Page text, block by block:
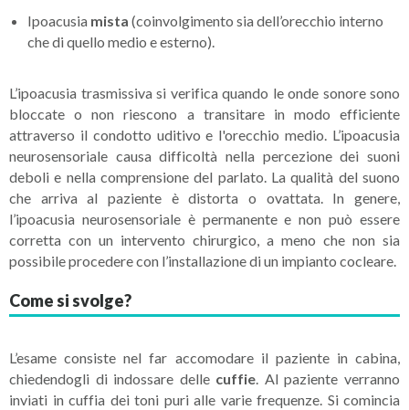
Ipoacusia mista (coinvolgimento sia dell’orecchio interno
che di quello medio e esterno).
L’ipoacusia trasmissiva si verifica quando le onde sonore sono
bloccate o non riescono a transitare in modo efficiente
attraverso il condotto uditivo e l'orecchio medio. L’ipoacusia
neurosensoriale causa difficoltà nella percezione dei suoni
deboli e nella comprensione del parlato. La qualità del suono
che arriva al paziente è distorta o ovattata. In genere,
l’ipoacusia neurosensoriale è permanente e non può essere
corretta con un intervento chirurgico, a meno che non sia
possibile procedere con l’installazione di un impianto cocleare.
Come si svolge?
L’esame consiste nel far accomodare il paziente in cabina,
chiedendogli di indossare delle cuffie . Al paziente verranno
inviati in cuffia dei toni puri alle varie frequenze. Si comincia